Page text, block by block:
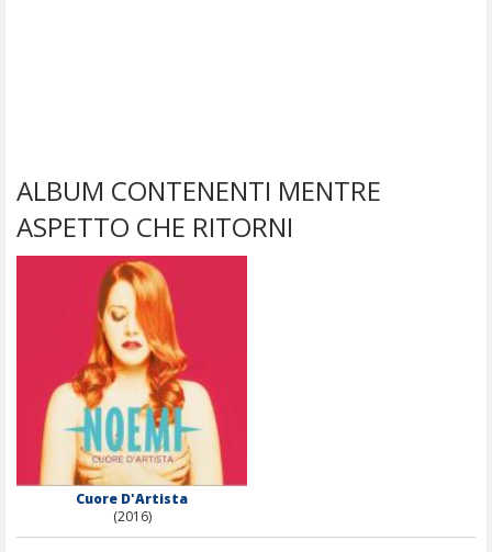
ALBUM CONTENENTI MENTRE
ASPETTO CHE RITORNI
Cuore D'Artista
(2016)